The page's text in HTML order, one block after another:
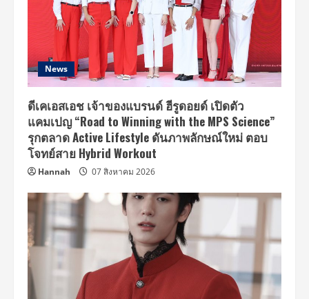
News
ดีเคเอสเอช เจ้าของแบรนด์ ฮีรูดอยด์ เปิดตัว
แคมเปญ “Road to Winning with the MPS Science”
รุกตลาด Active Lifestyle ดันภาพลักษณ์ใหม่ ตอบ
โจทย์สาย Hybrid Workout
Hannah 07 สิงหาคม 2026